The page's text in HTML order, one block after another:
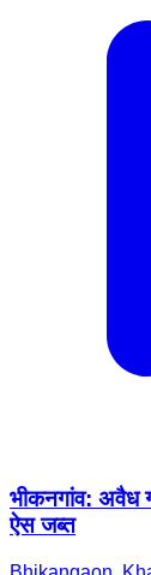
भीकनगांव: अवैध
ऐस जब्त